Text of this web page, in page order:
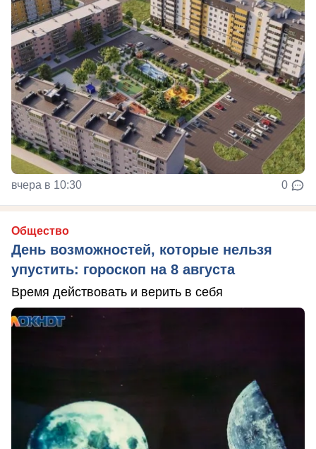
вчера в 10:30 0
Общество
День возможностей, которые нельзя
упустить: гороскоп на 8 августа
Время действовать и верить в себя